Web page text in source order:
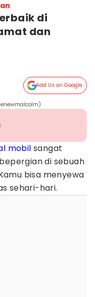
di
dan
Add Us on Google
mobil sangat
di sebuah
bisa menyewa
sehari-hari.